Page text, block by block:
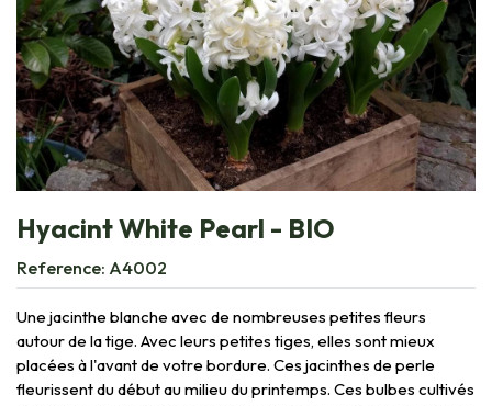
Hyacint White Pearl - BIO
Reference: A4002
Une jacinthe blanche avec de nombreuses petites fleurs
autour de la tige. Avec leurs petites tiges, elles sont mieux
placées à l'avant de votre bordure. Ces jacinthes de perle
fleurissent du début au milieu du printemps. Ces bulbes cultivés